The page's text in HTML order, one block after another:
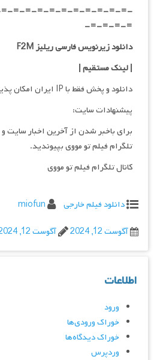
=-=-=-=-=-=-=-=-=-=-
=-=-=-=-
دانلود زیرنویس فارسی ریلیز F2M
| لینک مستقیم|
دانلود و پخش فقط با IP ایران امکان پذیر هست
پیشنهادات سایت:
برای باخبر شدن از آخرین اخبار سایت و
تلگرام فیلم تو مووی بپیوندید.
کانال تلگرام فیلم تو مووی
دانلود فیلم خارجی
miofun
آگوست 12, 2024
آگوست 12, 2024
اطلاعات
ورود
خوراک ورودی‌ها
خوراک دیدگاه‌ها
وردپرس